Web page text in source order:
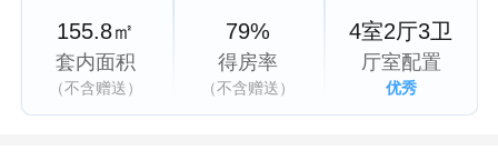
155.8㎡
套内面积
（不含赠送）
79%
得房率
（不含赠送）
4室2厅3卫
厅室配置
优秀